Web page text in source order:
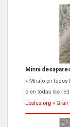
Minni
» Míralo en todos
o en todas las
Leales.org » Gran